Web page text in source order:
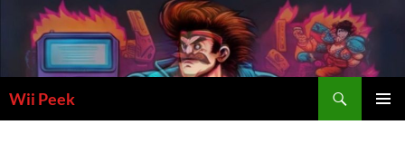
contenuto
Wii Peek